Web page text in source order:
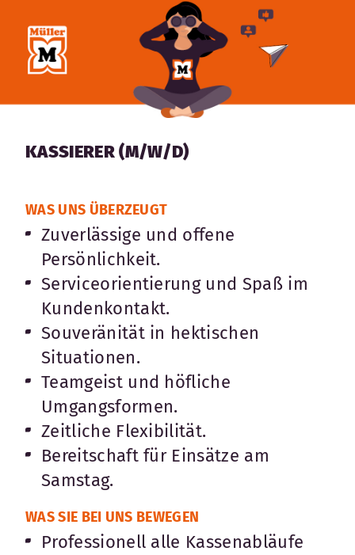
KASSIERER (M/W/D)
WAS UNS ÜBERZEUGT
Zuverlässige und offene
Persönlichkeit.
Serviceorientierung und Spaß im
Kundenkontakt.
Souveränität in hektischen
Situationen.
Teamgeist und höfliche
Umgangsformen.
Zeitliche Flexibilität.
Bereitschaft für Einsätze am
Samstag.
WAS SIE BEI UNS BEWEGEN
Professionell alle Kassenabläufe